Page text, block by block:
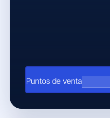
Puntos de venta